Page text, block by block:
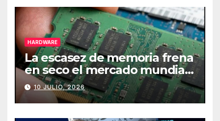
HARDWARE
La escasez de memoria frena
en seco el mercado mundial
de PCs
10 JULIO, 2026